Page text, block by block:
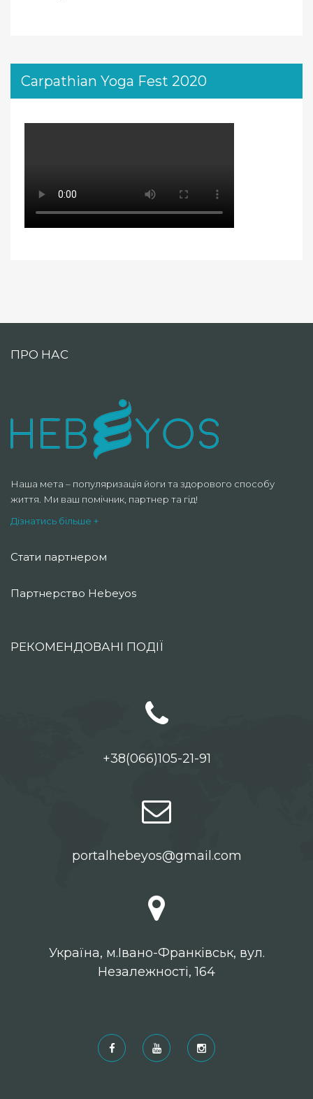
Carpathian Yoga Fest 2020
ПРО НАС
Наша мета – популяризація йоги та здорового способу
життя. Ми ваш помічник, партнер та гід!
Дізнатись більше +
Стати партнером
Партнерство Hebeyos
РЕКОМЕНДОВАНІ ПОДІЇ
+38(066)105-21-91
portalhebeyos@gmail.com
Українa, м.Івано-Франківськ, вул.
Незалежності, 164